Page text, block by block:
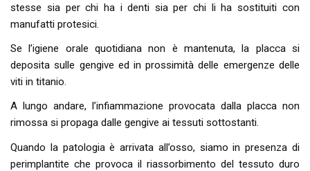
stesse sia per chi ha i denti sia per chi li ha sostituiti con
manufatti protesici.
Se l’igiene orale quotidiana non è mantenuta, la placca si
deposita sulle gengive ed in prossimità delle emergenze delle
viti in titanio.
A lungo andare, l’infiammazione provocata dalla placca non
rimossa si propaga dalle gengive ai tessuti sottostanti.
Quando la patologia è arrivata all’osso, siamo in presenza di
perimplantite che provoca il riassorbimento del tessuto duro